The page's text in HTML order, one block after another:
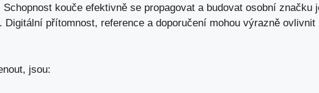
Schopnost⁤ kouče efektivně se propagovat ‍a ⁤budovat⁢ osobní značku
přítomnost,⁢ reference a doporučení mohou výrazně ovlivnit⁣
jsou: